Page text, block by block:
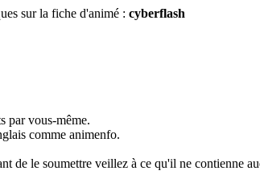
sur la fiche d'animé : cyberflash
par vous-même.
comme animenfo.
de le soumettre veillez à ce qu'il ne contienne